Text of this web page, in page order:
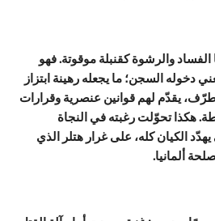
والرشوة كقنبلة موقوتة. فهو
دخوله السجن؛ ما يجعله رهينة ابتزاز
يقدّم لهم قوانين عنصرية وقرارات
هكذا تحوّلت رغبته في النجاة
الكيان كله، على غرار هتلر الذي
ألمانيا.